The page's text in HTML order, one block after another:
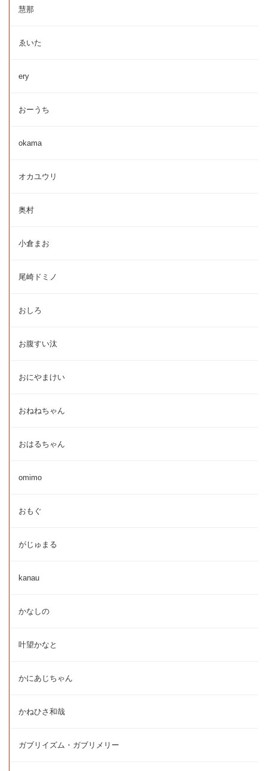
慧那
ゑいた
ery
おーうち
okama
オカユウリ
奥村
小倉まお
尾崎ドミノ
おしろ
お腹すい汰
おにやまけい
おねねちゃん
おはるちゃん
omimo
おもぐ
がじゅまる
kanau
かなしの
叶望かなと
かにあじちゃん
かねひさ和哉
ガブリイズム・ガブリメリー